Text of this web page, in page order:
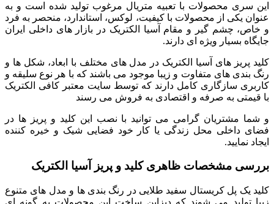
این سری محصولات با تعبیه متریال مرغوب تولید شده است و به
عنوان یکی از محصولات با کیفیت، لوکس، استاندارد، منحصر به فرد
و خاص، چشم گیر و مقام آسیا الکتریک در بازار های داخلی ایران
جایگاه بسیار ویژه ای دارند.
کلید پریز های آسیا الکتریک در مدل های مختلف با ابعاد، شکل ها و
رنگ بندی های متفاوت و زیبا موجود می باشند که با هر نوع سلیقه و
کاربری سازگاری کامل دارند که توسط سایت معتبر کافی الکتریک
با قیمتی به صرفه و اقتصادی به فروش می رسند
و شما مشتریان گرامی می توانید با نصب این کلید و پریز ها در
فضای داخلی محل زندگی یا کار خود فضایی شیک و خیره کننده
ایجاد نمایید.
بررسی مشخصات ظاهری کلید و پریز آسیا الکتریک
کلید یک پل کریستال سفید طلایی در رنگ بندی ها و مدل های متنوع
زیبا تولید می شوند که دیزاین ساخت این محصولات به گونه ای